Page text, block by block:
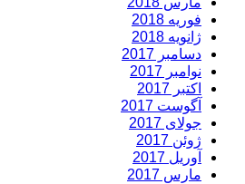
فوریه 2018
ژانویه 2018
دسامبر 2017
نوامبر 2017
اکتبر 2017
آگوست 2017
جولای 2017
ژوئن 2017
آوریل 2017
مارس 2017